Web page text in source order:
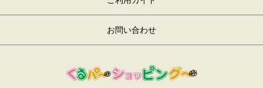
お問い合わせ